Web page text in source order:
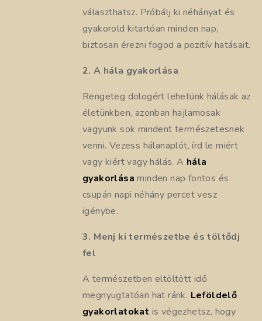
választhatsz. Próbálj ki néhányat és
gyakorold kitartóan minden nap,
biztosan érezni fogod a pozitív hatásait.
2. A hála gyakorlása
Rengeteg dologért lehetünk hálásak az
életünkben, azonban hajlamosak
vagyunk sok mindent természetesnek
venni. Vezess hálanaplót, írd le miért
vagy kiért vagy hálás. A hála
gyakorlása minden nap fontos és
csupán napi néhány percet vesz
igénybe.
3. Menj ki természetbe és töltődj
fel
A természetben eltöltött idő
megnyugtatóan hat ránk. Leföldelő
gyakorlatokat is végezhetsz, hogy